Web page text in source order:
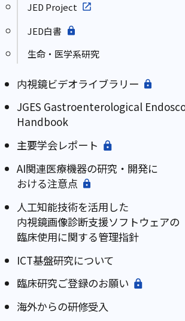
JED Project
JED白書
生命・医学系研究
内視鏡ビデオライブラリー
JGES Gastroenterological
Handbook
主要学会レポート
AI関連医療機器の研究・開発に
おける注意点
人工知能技術を活用した
内視鏡画像診断支援ソフトウェアの
臨床使用に関する管理指針
ICT基盤研究について
臨床研究ご登録のお願い
海外からの研修受入